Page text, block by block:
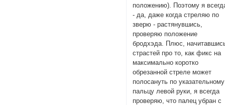
положению). Поэтому я
- да, даже когда стреляю по
зверю - растянувшись,
проверяю положение
бродхэда. Плюс,
страстей про то, как фикс на
максимально коротко
обрезанной стреле может
полосануть по указательному
пальцу левой руки, я всегда
проверяю, что палец убран с